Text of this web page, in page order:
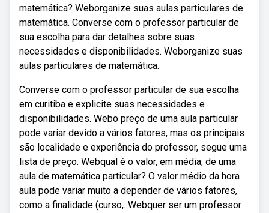
matemática? Weborganize suas aulas particulares de
matemática. Converse com o professor particular de
sua escolha para dar detalhes sobre suas
necessidades e disponibilidades. Weborganize suas
aulas particulares de matemática.
Converse com o professor particular de sua escolha
em curitiba e explicite suas necessidades e
disponibilidades. Webo preço de uma aula particular
pode variar devido a vários fatores, mas os principais
são localidade e experiência do professor, segue uma
lista de preço. Webqual é o valor, em média, de uma
aula de matemática particular? O valor médio da hora
aula pode variar muito a depender de vários fatores,
como a finalidade (curso,. Webquer ser um professor